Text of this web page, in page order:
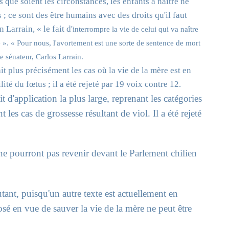
; ce sont des être humains avec des droits qu'il faut
Larrain, « le fait d'interrompre la vie de celui qui va naître
« Pour nous, l'avortement est une sorte de sentence de mort
sénateur, Carlos Larrain.
plus précisément les cas où la vie de la mère est en
du fœtus ; il a été rejeté par 19 voix contre 12.
d'application la plus large, reprenant les catégories
les cas de grossesse résultant de viol. Il a été rejeté
pourront pas revenir devant le Parlement chilien
puisqu'un autre texte est actuellement en
en vue de sauver la vie de la mère ne peut être